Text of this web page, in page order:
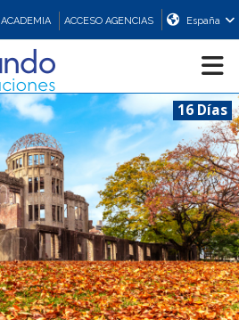
ACADEMIA ACCESO AGENCIAS España
CRUCEROS
EUROPA
ASIA
ORIENTE
16 Días